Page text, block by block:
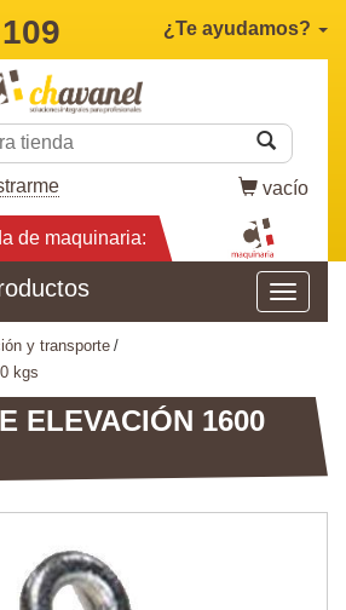
¿Te ayudamos?
vacío
de maquinaria:
y transporte
kgs
ELEVACIÓN 1600